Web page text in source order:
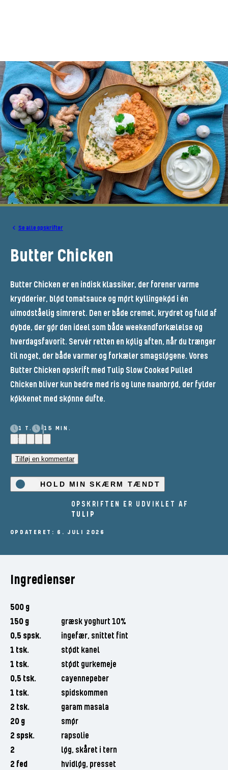
Se alle opskrifter
Butter Chicken
Butter Chicken er en indisk klassiker, der forener varme
krydderier, blød tomatsauce og mørt kyllingekød i én
uimodståelig simreret. Den er både cremet, krydret og fuld af
dybde, der gør den ideel som både weekendforkælelse og
hverdagsfavorit. Servér retten en kølig aften, når du trænger
til noget, der både varmer og forkæler smagsløgene. Vores
Butter Chicken opskrift med Tulip Slow Cooked Pulled
Chicken bliver kun bedre med ris og lune naanbrød, der fylder
køkkenet med skønne dufte.
1 T.
15 MIN.
(2)
Tilføj en kommentar
HOLD MIN SKÆRM TÆNDT
OPSKRIFTEN ER UDVIKLET AF
TULIP
OPDATERET: 6. JULI 2026
Ingredienser
500 g
150 g
græsk yoghurt 10%
0,5 spsk.
ingefær, snittet fint
1 tsk.
stødt kanel
1 tsk.
stødt gurkemeje
0,5 tsk.
cayennepeber
1 tsk.
spidskommen
2 tsk.
garam masala
20 g
smør
2 spsk.
rapsolie
2
løg, skåret i tern
2 fed
hvidløg, presset